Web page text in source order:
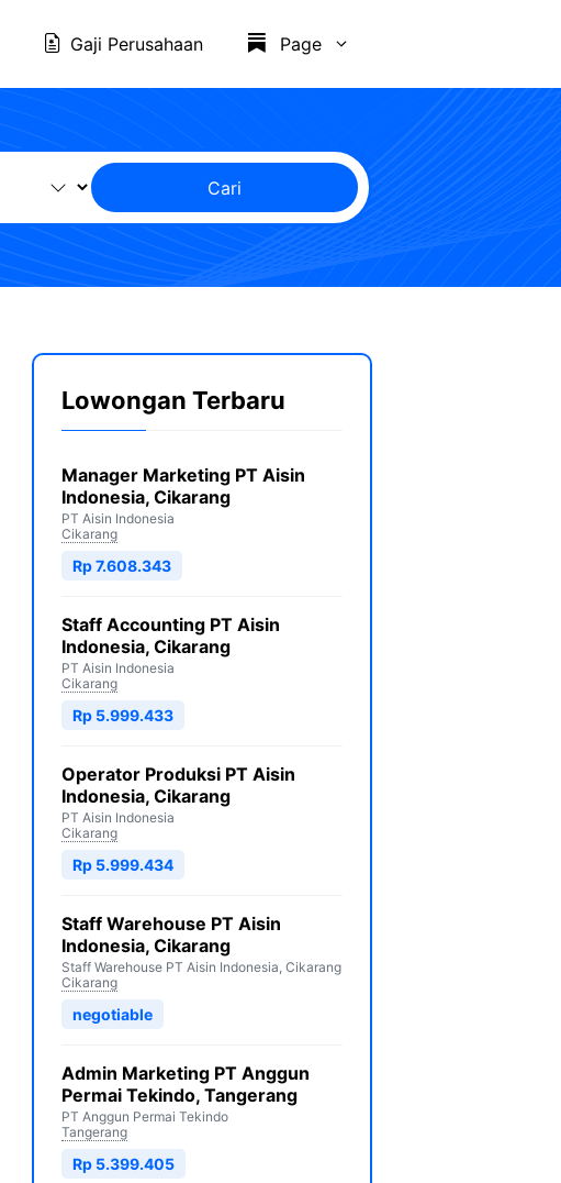
Gaji Perusahaan Page
Cari
Lowongan Terbaru
Manager Marketing PT Aisin
Indonesia, Cikarang
PT Aisin Indonesia
Cikarang
Rp 7.608.343
Staff Accounting PT Aisin
Indonesia, Cikarang
PT Aisin Indonesia
Cikarang
Rp 5.999.433
Operator Produksi PT Aisin
Indonesia, Cikarang
PT Aisin Indonesia
Cikarang
Rp 5.999.434
Staff Warehouse PT Aisin
Indonesia, Cikarang
Staff Warehouse PT Aisin Indonesia, Cikarang
Cikarang
negotiable
Admin Marketing PT Anggun
Permai Tekindo, Tangerang
PT Anggun Permai Tekindo
Tangerang
Rp 5.399.405